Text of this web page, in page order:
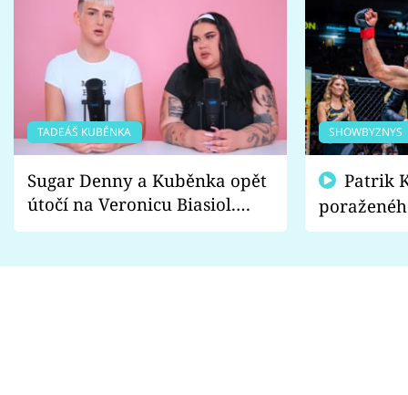
TADEÁŠ KUBĚNKA
Sugar Denny a Kuběnka opět
útočí na Veronicu Biasiol.
Proč je podle nich falešná a
SHOWBYZNYS
fanoušci